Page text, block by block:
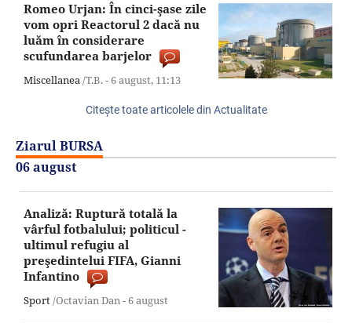
Romeo Urjan: În cinci-şase zile
vom opri Reactorul 2 dacă nu
luăm în considerare
scufundarea barjelor
Miscellanea/T.B. -6 august, 11:13
Citeşte toate articolele din Actualitate
Ziarul BURSA
06 august
Analiză: Ruptură totală la
vârful fotbalului; politicul -
ultimul refugiu al
preşedintelui FIFA, Gianni
Infantino
Sport/Octavian Dan -6 august